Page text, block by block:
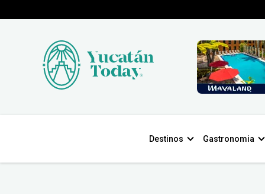
Destinos Gastronomia